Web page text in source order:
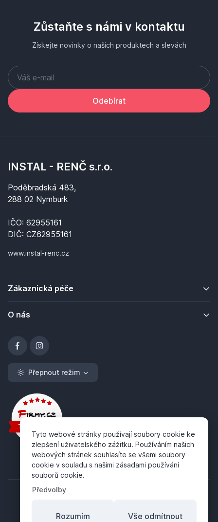
Zůstaňte s námi v kontaktu
Získejte novinky o našich produktech a slevách
Odebírat
INSTAL - RENČ s.r.o.
Poděbradská 483,
288 02 Nymburk
IČO: 62955161
DIČ: CZ62955161
www.instal-renc.cz
Zákaznická péče
O nás
Přepnout režim
Tyto webové stránky používají soubory cookie ke
zlepšení uživatelského zážitku. Používáním našich
webových stránek souhlasíte se všemi soubory
cookie v souladu s našimi zásadami používání
souborů cookie.
Předvolby
Rozumím Vše odmítnout